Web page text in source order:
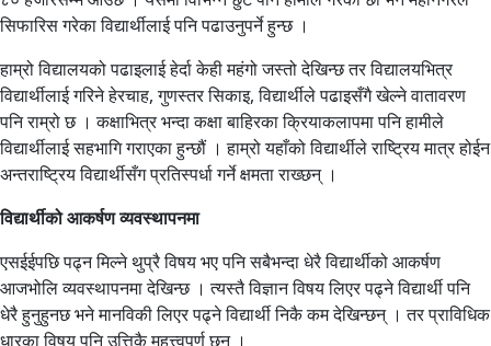
सिफारिस गरेका विद्यार्थीलाई पनि पढाउनुपर्ने हुन्छ ।
हाम्रो विद्यालयको पढाइलाई हेर्दा केही महंगो जस्तो देखिन्छ तर विद्यालयभित्र
विद्यार्थीलाई गरिने हेरचाह, गुणस्तर सिकाइ, विद्यार्थीले पढाइसँगै खेल्ने वातावरण
पनि राम्रो छ । कक्षाभित्र भन्दा कक्षा बाहिरका क्रियाकलापमा पनि हामीले
विद्यार्थीलाई सहभागि गराएका हुन्छौं । हाम्रो यहाँको विद्यार्थीले राष्ट्रिय मात्र होईन
अन्तराष्ट्रिय विद्यार्थीसँग प्रतिस्पर्धा गर्ने क्षमता राख्छन् ।
विद्यार्थीको आकर्षण व्यवस्थापनमा
एसईईपछि पढ्न मिल्ने थुप्रै विषय भए पनि सबैभन्दा धेरै विद्यार्थीको आकर्षण
आजभोलि व्यवस्थापनमा देखिन्छ । त्यस्तै विज्ञान विषय लिएर पढ्ने विद्यार्थी पनि
धेरै हुनुहुनछ भने मानविकी लिएर पढ्ने विद्यार्थी निकै कम देखिन्छन् । तर प्राविधिक
धारका विषय पनि उत्तिकै महत्त्वपूर्ण छन् ।